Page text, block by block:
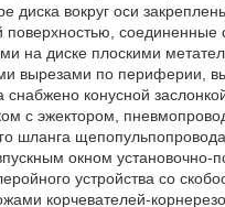
диска вокруг оси
поверхностью, соединенные
на диске плоскими
вырезами по периферии,
снабжено конусной
с эжектором,
шланга
окном установочно-
устройства со
корчевателей-